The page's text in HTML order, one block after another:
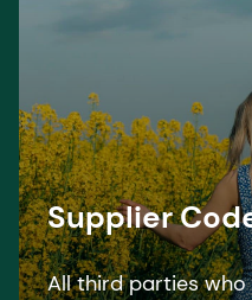
Supplier
All third parties